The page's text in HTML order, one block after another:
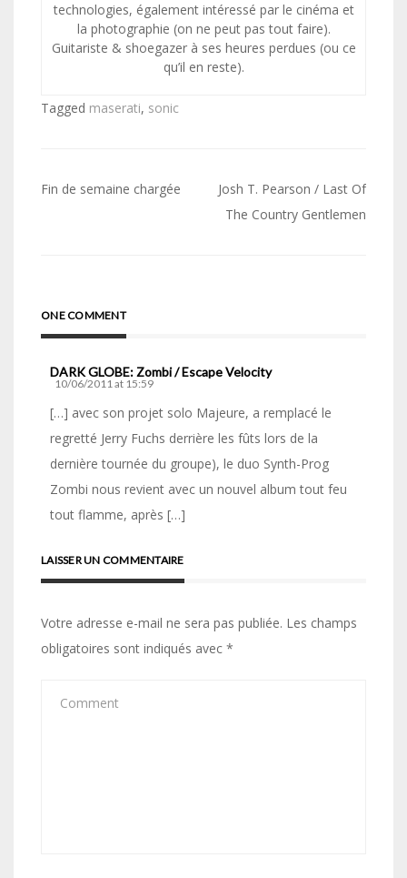
technologies, également intéressé par le cinéma et
la photographie (on ne peut pas tout faire).
Guitariste & shoegazer à ses heures perdues (ou ce
qu’il en reste).
Tagged maserati, sonic
Navigation
Fin de semaine chargée
Josh T. Pearson / Last Of
The Country Gentlemen
ONE COMMENT
DARK GLOBE: Zombi / Escape Velocity
10/06/2011 at 15:59
[…] avec son projet solo Majeure, a remplacé le
regretté Jerry Fuchs derrière les fûts lors de la
dernière tournée du groupe), le duo Synth-Prog
Zombi nous revient avec un nouvel album tout feu
tout flamme, après […]
LAISSER UN COMMENTAIRE
Votre adresse e-mail ne sera pas publiée. Les champs
obligatoires sont indiqués avec *